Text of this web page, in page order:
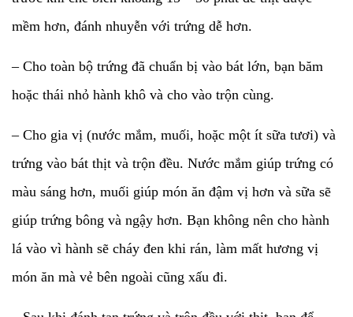
mềm hơn, đánh nhuyễn với trứng dễ hơn.
– Cho toàn bộ trứng đã chuẩn bị vào bát lớn, bạn băm
hoặc thái nhỏ hành khô và cho vào trộn cùng.
– Cho gia vị (nước mắm, muối, hoặc một ít sữa tươi) và
trứng vào bát thịt và trộn đều. Nước mắm giúp trứng có
màu sáng hơn, muối giúp món ăn đậm vị hơn và sữa sẽ
giúp trứng bông và ngậy hơn. Bạn không nên cho hành
lá vào vì hành sẽ cháy đen khi rán, làm mất hương vị
món ăn mà vẻ bên ngoài cũng xấu đi.